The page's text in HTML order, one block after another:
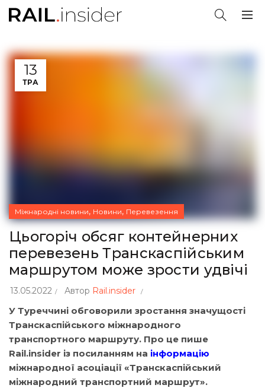
13
ТРА
Міжнародні новини, Новини, Перевезення
Цьогоріч обсяг контейнерних
перевезень Транскаспійським
маршрутом може зрости удвічі
13.05.2022 Автор Rail.insider
У Туреччині обговорили зростання значущості
Транскаспійського міжнародного
транспортного маршруту. Про це пише
Rail.insider із посиланням на інформацію
міжнародної асоціації «Транскаспійський
міжнародний транспортний маршрут».